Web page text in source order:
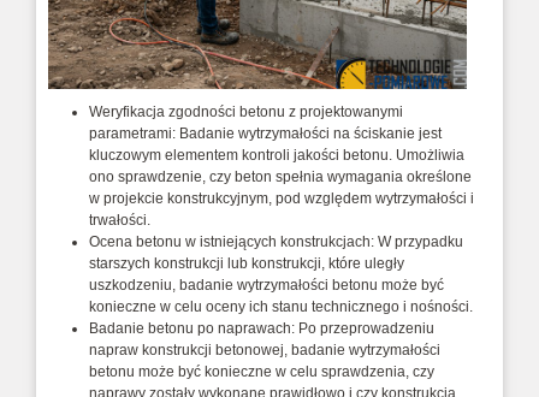
Weryfikacja zgodności betonu z projektowanymi
parametrami: Badanie wytrzymałości na ściskanie jest
kluczowym elementem kontroli jakości betonu. Umożliwia
ono sprawdzenie, czy beton spełnia wymagania określone
w projekcie konstrukcyjnym, pod względem wytrzymałości i
trwałości.
Ocena betonu w istniejących konstrukcjach: W przypadku
starszych konstrukcji lub konstrukcji, które uległy
uszkodzeniu, badanie wytrzymałości betonu może być
konieczne w celu oceny ich stanu technicznego i nośności.
Badanie betonu po naprawach: Po przeprowadzeniu
napraw konstrukcji betonowej, badanie wytrzymałości
betonu może być konieczne w celu sprawdzenia, czy
naprawy zostały wykonane prawidłowo i czy konstrukcja